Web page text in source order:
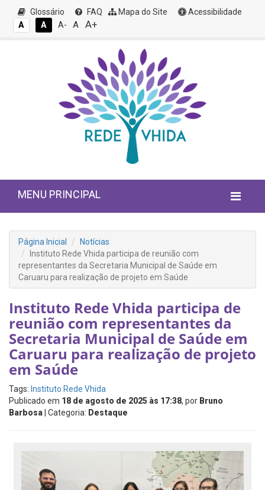
Glossário FAQ Mapa do Site
Acessibilidade
A
A A- A A+
MENU PRINCIPAL
Página Inicial
Notícias
Instituto Rede Vhida participa de reunião com
representantes da Secretaria Municipal de Saúde em
Caruaru para realização de projeto em Saúde
Instituto Rede Vhida participa de
reunião com representantes da
Secretaria Municipal de Saúde em
Caruaru para realização de projeto
em Saúde
Tags: Instituto Rede Vhida
Publicado em 18 de agosto de 2025 às 17:38, por Bruno
Barbosa | Categoria: Destaque